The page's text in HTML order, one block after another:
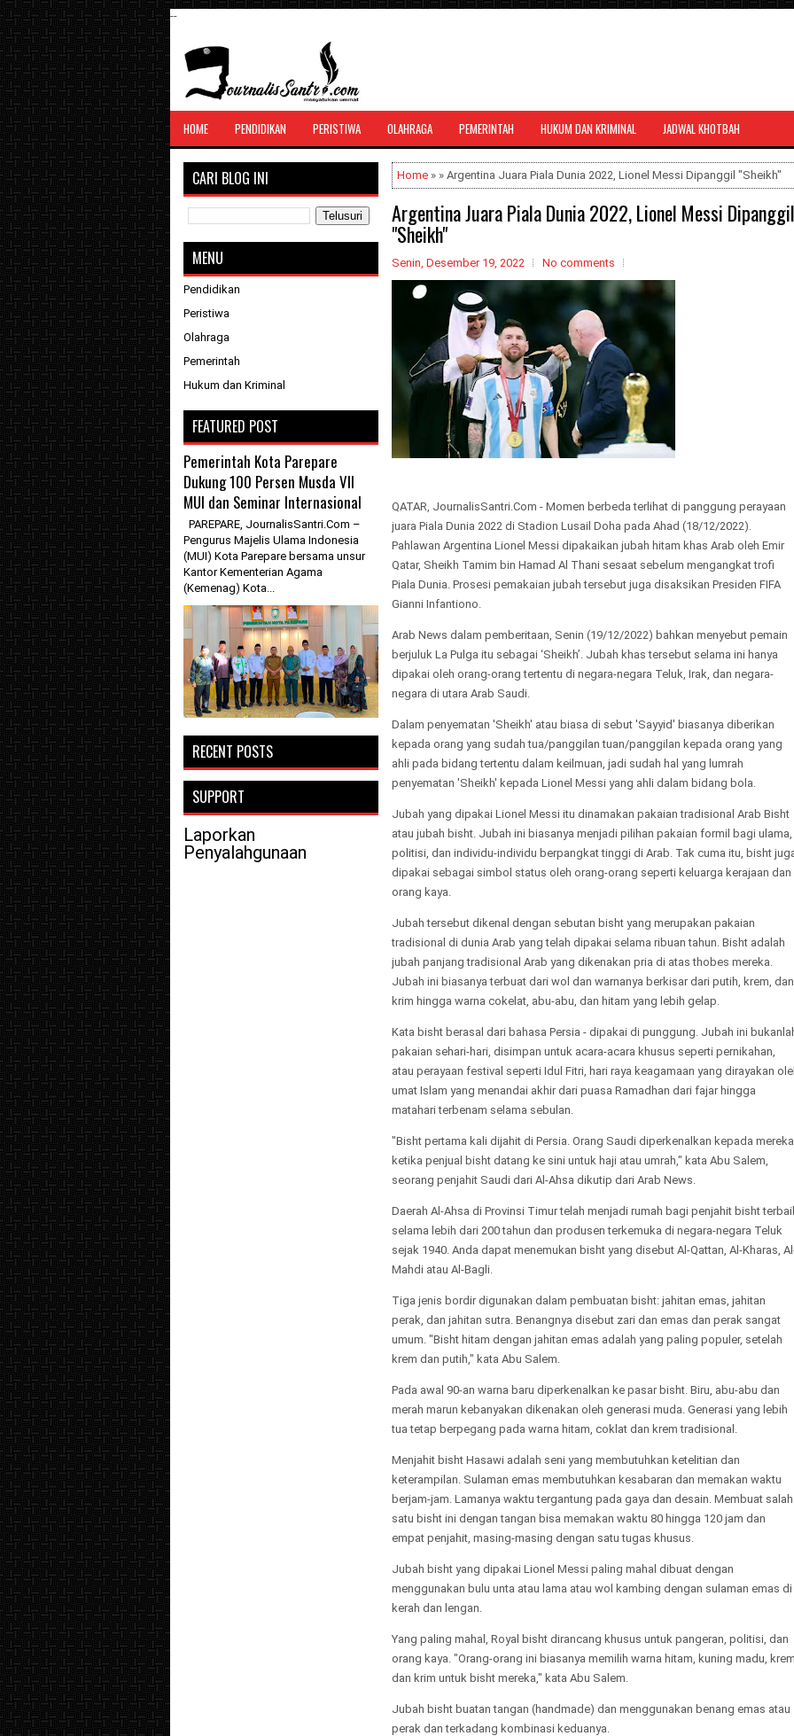
--
SANTRI JURNALIS
Menghimpun seluruh berita, tulisan, jurnal bernuansa agama yang dapat
HOME PENDIDIKAN PERISTIWA OLAHRAGA PEMERINTAH HUKUM DAN KRIMINAL JADWAL KHOTBAH
Home » » Argentina Juara Piala Dunia 2022, Lionel Messi Dipanggil "Sheikh"
Argentina Juara Piala Dunia 2022, Lionel Messi Dipanggil
"Sheikh"
Senin, Desember 19, 2022 No comments
QATAR, JournalisSantri.Com - Momen berbeda terlihat di panggung perayaan
juara Piala Dunia 2022 di Stadion Lusail Doha pada Ahad (18/12/2022).
Pahlawan Argentina Lionel Messi dipakaikan jubah hitam khas Arab oleh Emir
Qatar, Sheikh Tamim bin Hamad Al Thani sesaat sebelum mengangkat trofi
Piala Dunia. Prosesi pemakaian jubah tersebut juga disaksikan Presiden FIFA
Gianni Infantiono.
Arab News dalam pemberitaan, Senin (19/12/2022) bahkan menyebut pemain
berjuluk La Pulga itu sebagai ‘Sheikh’. Jubah khas tersebut selama ini hanya
dipakai oleh orang-orang tertentu di negara-negara Teluk, Irak, dan negara-
negara di utara Arab Saudi.
Dalam penyematan 'Sheikh' atau biasa di sebut 'Sayyid' biasanya diberikan
kepada orang yang sudah tua/panggilan tuan/panggilan kepada orang yang
ahli pada bidang tertentu dalam keilmuan, jadi sudah hal yang lumrah
penyematan 'Sheikh' kepada Lionel Messi yang ahli dalam bidang bola.
Jubah yang dipakai Lionel Messi itu dinamakan pakaian tradisional Arab Bisht
atau jubah bisht. Jubah ini biasanya menjadi pilihan pakaian formil bagi ulama,
politisi, dan individu-individu berpangkat tinggi di Arab. Tak cuma itu, bisht
dipakai sebagai simbol status oleh orang-orang seperti keluarga kerajaan dan
orang kaya.
Jubah tersebut dikenal dengan sebutan bisht yang merupakan pakaian
tradisional di dunia Arab yang telah dipakai selama ribuan tahun. Bisht adalah
jubah panjang tradisional Arab yang dikenakan pria di atas thobes mereka.
Jubah ini biasanya terbuat dari wol dan warnanya berkisar dari putih, krem, dan
krim hingga warna cokelat, abu-abu, dan hitam yang lebih gelap.
Kata bisht berasal dari bahasa Persia - dipakai di punggung. Jubah ini
pakaian sehari-hari, disimpan untuk acara-acara khusus seperti pernikahan,
atau perayaan festival seperti Idul Fitri, hari raya keagamaan yang dirayakan
umat Islam yang menandai akhir dari puasa Ramadhan dari fajar hingga
matahari terbenam selama sebulan.
"Bisht pertama kali dijahit di Persia. Orang Saudi diperkenalkan kepada mereka
ketika penjual bisht datang ke sini untuk haji atau umrah," kata Abu Salem,
seorang penjahit Saudi dari Al-Ahsa dikutip dari Arab News.
Daerah Al-Ahsa di Provinsi Timur telah menjadi rumah bagi penjahit bisht
selama lebih dari 200 tahun dan produsen terkemuka di negara-negara Teluk
sejak 1940. Anda dapat menemukan bisht yang disebut Al-Qattan, Al-Kharas,
Mahdi atau Al-Bagli.
Tiga jenis bordir digunakan dalam pembuatan bisht: jahitan emas, jahitan
perak, dan jahitan sutra. Benangnya disebut zari dan emas dan perak sangat
umum. "Bisht hitam dengan jahitan emas adalah yang paling populer, setelah
krem dan putih," kata Abu Salem.
Pada awal 90-an warna baru diperkenalkan ke pasar bisht. Biru, abu-abu dan
merah marun kebanyakan dikenakan oleh generasi muda. Generasi yang lebih
tua tetap berpegang pada warna hitam, coklat dan krem tradisional.
Menjahit bisht Hasawi adalah seni yang membutuhkan ketelitian dan
keterampilan. Sulaman emas membutuhkan kesabaran dan memakan waktu
berjam-jam. Lamanya waktu tergantung pada gaya dan desain. Membuat salah
satu bisht ini dengan tangan bisa memakan waktu 80 hingga 120 jam dan
empat penjahit, masing-masing dengan satu tugas khusus.
Jubah bisht yang dipakai Lionel Messi paling mahal dibuat dengan
menggunakan bulu unta atau lama atau wol kambing dengan sulaman emas di
kerah dan lengan.
Yang paling mahal, Royal bisht dirancang khusus untuk pangeran, politisi, dan
orang kaya. "Orang-orang ini biasanya memilih warna hitam, kuning madu,
dan krim untuk bisht mereka," kata Abu Salem.
Jubah bisht buatan tangan (handmade) dan menggunakan benang emas atau
perak dan terkadang kombinasi keduanya.
CARI BLOG INI
MENU
Pendidikan
Peristiwa
Olahraga
Pemerintah
Hukum dan Kriminal
FEATURED POST
Pemerintah Kota Parepare
Dukung 100 Persen Musda VII
MUI dan Seminar Internasional
PAREPARE, JournalisSantri.Com –
Pengurus Majelis Ulama Indonesia
(MUI) Kota Parepare bersama unsur
Kantor Kementerian Agama
(Kemenag) Kota...
RECENT POSTS
SUPPORT
Laporkan
Penyalahgunaan